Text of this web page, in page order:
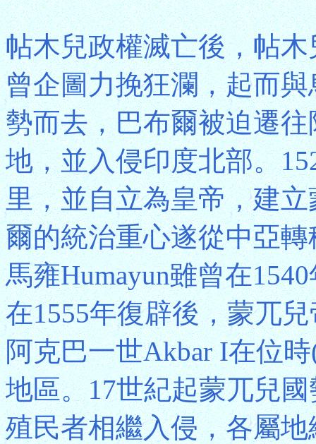
帖木兒政權滅亡後，帖
曾企圖力挽狂瀾，起而
勢而去，巴布爾被迫遷
地，並入侵印度北部。
里，並自立為皇帝，建
爾的統治重心遂從中亞
馬雍Humayun雖曾在
在1555年復辟後，蒙兀
阿克巴一世Akbar I在位
地區。17世紀起蒙兀兒
殖民者相繼入侵，各屬